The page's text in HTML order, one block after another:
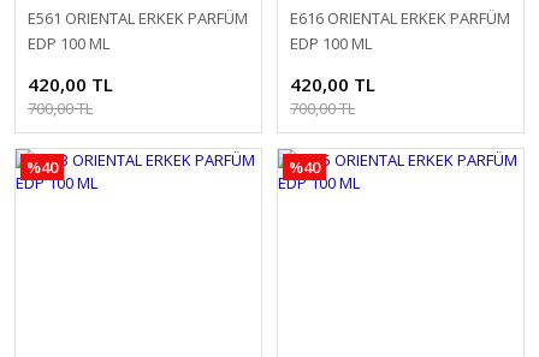
E561 ORIENTAL ERKEK PARFÜM
EDP 100 ML
420,00 TL
700,00 TL
E616 ORIENTAL ERKEK PARFÜM
EDP 100 ML
420,00 TL
700,00 TL
%40 %40